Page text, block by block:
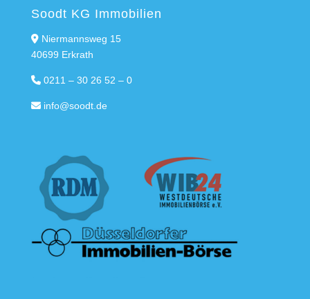
Soodt KG Immobilien
Niermannsweg 15
40699 Erkrath
0211 – 30 26 52 – 0
info@soodt.de